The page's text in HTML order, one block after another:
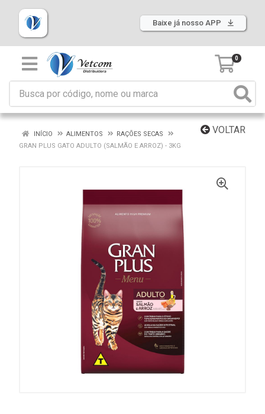
Baixe já nosso APP
0
VOLTAR
INÍCIO ALIMENTOS
RAÇÕES SECAS
GRAN PLUS GATO ADULTO (SALMÃO E ARROZ) - 3KG